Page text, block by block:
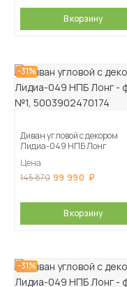
В корзину
-31%
Диван угловой с декором
Лидиа-049 НПБ Лонг
Цена
145 870 99 990
В корзину
-31%